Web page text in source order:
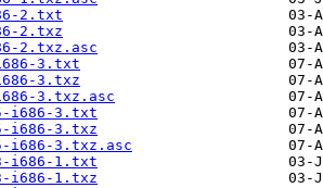
2.txt
2.txz
2.txz.asc
3.txt
3.txz
3.txz.asc
i686-3.txt
i686-3.txz
i686-3.txz.asc
i686-1.txt
i686-1.txz